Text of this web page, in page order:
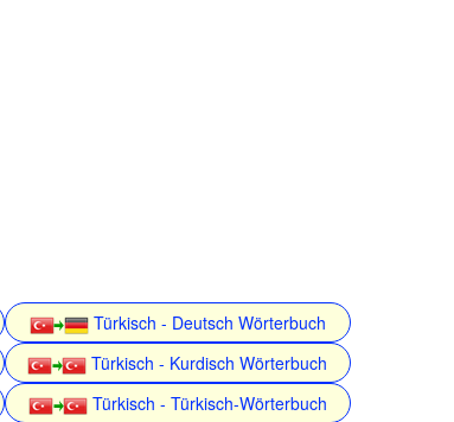
Türkisch - Deutsch Wörterbuch
Türkisch - Kurdisch Wörterbuch
Türkisch - Türkisch-Wörterbuch